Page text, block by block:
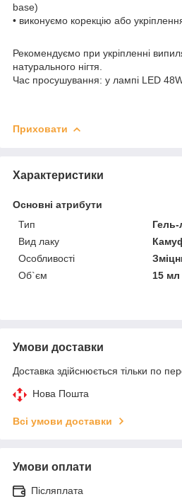
base)
• виконуємо корекцію або
Рекомендуємо при укріпленні
натурального нігтя.
Час просушування: у лампі LED
Приховати
Характеристики
Основні атрибути
Тип
Гель-
Вид лаку
Особливості
Об`єм
15 мл
Умови доставки
Доставка здійснюється тільки по
Нова Пошта
Всі умови доставки
Умови оплати
Післяплата